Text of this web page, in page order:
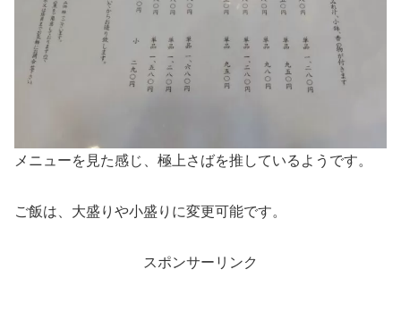
メニューを見た感じ、極上さばを推しているようです。
ご飯は、大盛りや小盛りに変更可能です。
スポンサーリンク